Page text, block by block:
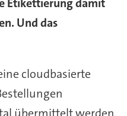
Etikettierung damit
Und das
cloudbasierte